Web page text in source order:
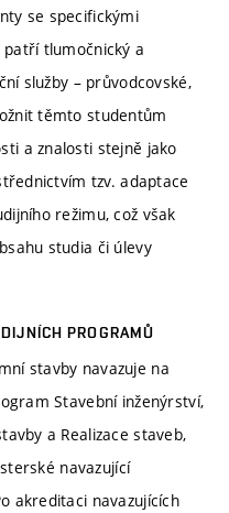
se specifickými
tlumočnický a
služby – průvodcovské,
těmto studentům
a znalosti stejně jako
tzv. adaptace
režimu, což však
studia či úlevy
PROGRAMŮ
stavby navazuje na
Stavební inženýrství,
a Realizace staveb,
navazující
akreditaci navazujících